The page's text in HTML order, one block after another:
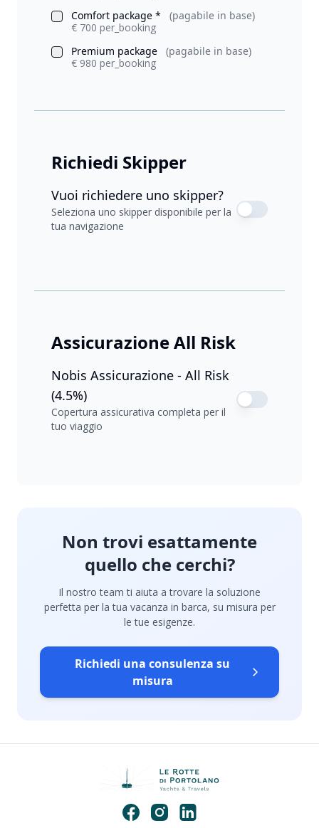
Comfort package *
(pagabile in base)
€ 700 per_booking
Premium package
(pagabile in base)
€ 980 per_booking
Richiedi Skipper
Vuoi richiedere uno skipper?
Seleziona uno skipper disponibile per la
tua navigazione
Assicurazione All Risk
Nobis Assicurazione - All Risk
(4.5%)
Copertura assicurativa completa per il
tuo viaggio
Non trovi esattamente
quello che cerchi?
Il nostro team ti aiuta a trovare la soluzione
perfetta per la tua vacanza in barca, su misura per
le tue esigenze.
Richiedi una consulenza su
misura